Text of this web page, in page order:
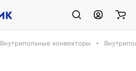
Внутрипольные конвекторы